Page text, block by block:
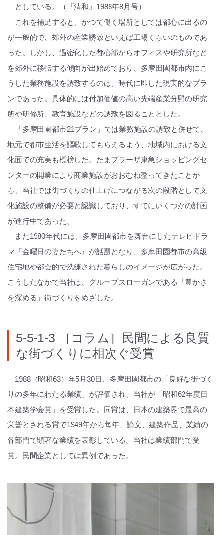
としている。（『清和』1988年8月号）
これを補足すると、かつて働く場所としては都心に出るの
が一般的で、郊外の産業誘致といえば工場くらいのものであ
った。しかし、過密化した都心部からオフィスや研究所など
を郊外に移転する傾向が出始めており、多摩田園都市内にこ
うした業務施設を誘致するのは、時代に即した現実的なプラ
ンであった。具体的には付加価値の高い先端産業分野の研究
所や研修所、教育施設などの誘致を図ることとした。
「多摩田園都市21プラン」では業務施設の誘致と併せて、
地元で都市生活を謳歌してもらえるよう、地域内における文
化面での充実も標榜した。たまプラーザ東急ショッピングセ
ンターの開業により商業施設がおおむね整ってきたことか
ら、当社では街づくりの仕上げにつながる次の段階として文
化施設の整備が必要と認識しており、すでにいくつかの計画
が進行中であった。
また1980年代には、多摩田園都市を舞台にしたテレビドラ
マ『金曜日の妻たちへ』が話題となり、多摩田園都市の高級
住宅地や都会的で洗練された暮らしのイメージが広がった。
こうしたなかで当社は、グループスローガンである「豊かさ
を深める」街づくりをめざした。
5-5-1-3 ［コラム］民間による良質
な街づくりに相次ぐ受賞
1988（昭和63）年5月30日、多摩田園都市の「良好な街づく
りの多年にわたる業績」が評価され、当社が「昭和62年度日
本建築学会賞」を受賞した。同賞は、日本の建築界で最高の
栄誉とされる賞で1949年から毎年、論文、建築作品、業績の
各部門で顕著な業績を表彰している。当社は業績部門で受
賞。民間企業としては異例であった。